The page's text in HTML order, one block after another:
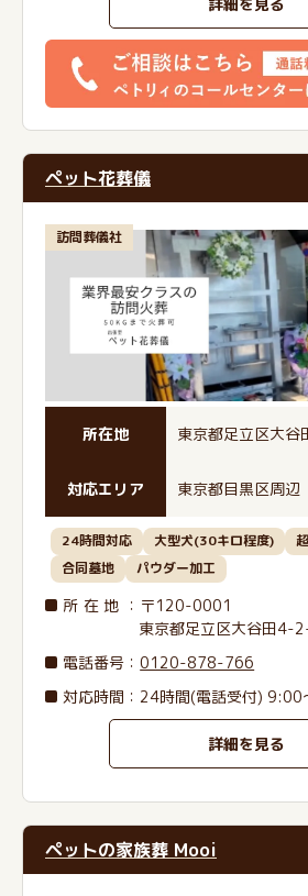
ペット花葬儀
訪問葬儀社
所在地 東京都足立区大
対応エリア 東京都目黒区周辺
24時間対応 大型犬(30キロ程度)
合同墓地
パウダー加工
所在地 ：〒120-0001
東京都足立区大谷田4-
電話番号 ：0120-878-766
対応時間：24時間(電話受付)
詳細を見る
ペットの家族葬 Mooi